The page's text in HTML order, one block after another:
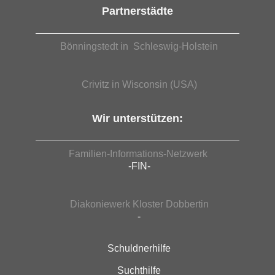
Partnerstädte
Bönningstedt in Schleswig-Holstein
Crivitz in Wisconsin (USA)
Wir unterstützen:
Familien-Informations-Netzwerk
-FIN-
Diakoniewerk Kloster Dobbertin
-
Schuldnerhilfe
Suchthilfe